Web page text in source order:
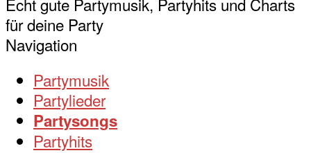
für deine Party
Navigation
springen
Partymusik
Partylieder
Partysongs
Partyhits